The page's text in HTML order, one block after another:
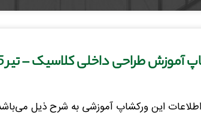
طراحی داخلی کلاسیک – تیر 1405 – آنلاین – کد1
این ورکشاپ آموزشی به شرح ذیل